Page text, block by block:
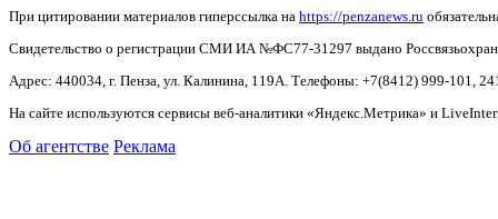
При цитировании материалов гиперссылка на https://penzanews.ru
Свидетельство о регистрации СМИ ИА №ФС77-31297 выдано
Адрес: 440034, г. Пенза, ул. Калинина, 119А. Телефоны: +7(8412) 999-101,
На сайте используются сервисы веб-аналитики «Яндекс.Метрика» и
Об агентстве Реклама